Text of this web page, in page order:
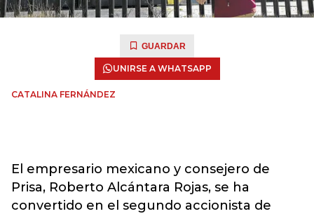
GUARDAR
UNIRSE A WHATSAPP
CATALINA FERNÁNDEZ
El empresario mexicano y consejero de
Prisa, Roberto Alcántara Rojas, se ha
convertido en el segundo accionista de